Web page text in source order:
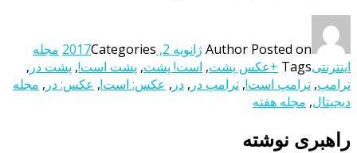
Author Posted on ژانویه 2, 2017 Categories
مجله
اینترنتیTags +عکس پشت, است! پشت, پشت است!, پشت در ,
ترامپ, ترامپ است!, ترامپ در , در , عکس: است!, عکس: در , مجله
دیجیتال, مجله هفته
راهبری نوشته